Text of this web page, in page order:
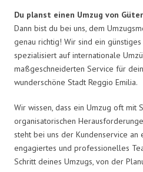
Du planst einen Umzug von
Dann bist du bei uns, dem
genau richtig! Wir sind ein günstiges
spezialisiert auf internationale
maßgeschneiderten Service für
wunderschöne Stadt Reggio Emilia.
Wir wissen, dass ein Umzug oft mit
organisatorischen
steht bei uns der Kundenservice an
engagiertes und professionelles
Schritt deines Umzugs, von der